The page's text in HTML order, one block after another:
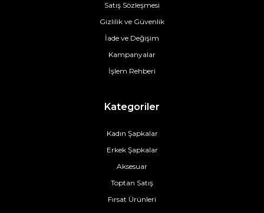
Satış Sözleşmesi
Gizlilik ve Güvenlik
İade ve Değişim
Kampanyalar
İşlem Rehberi
Kategoriler
Kadın Şapkalar
Erkek Şapkalar
Aksesuar
Toptan Satış
Fırsat Ürünleri